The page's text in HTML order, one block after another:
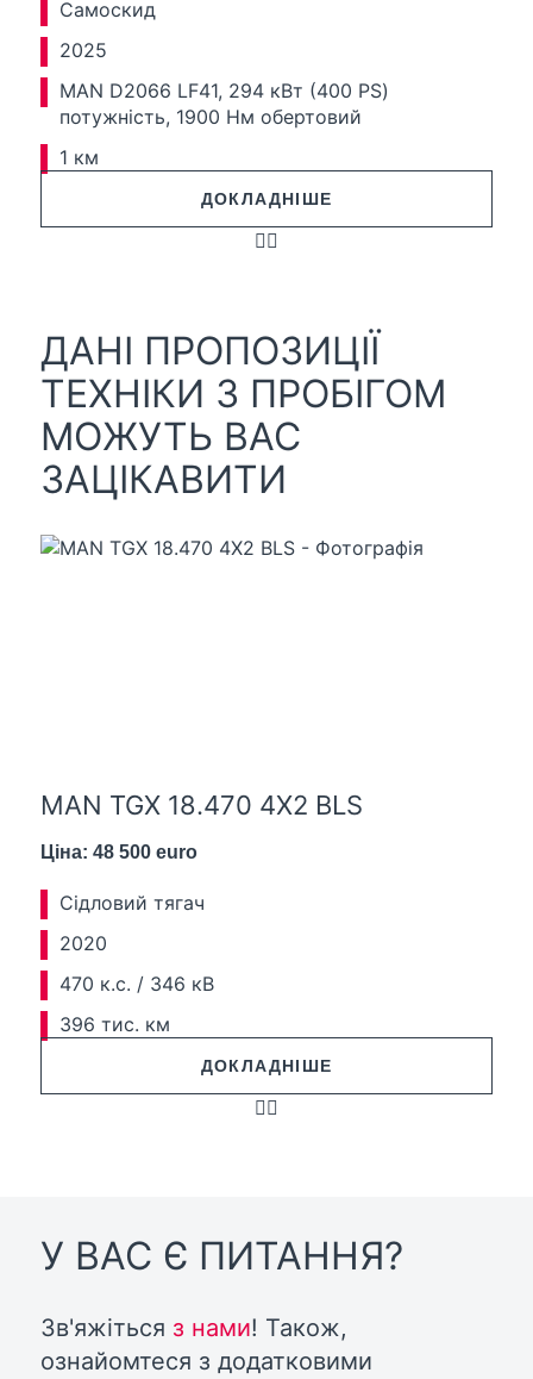
Самоскид
2025
MAN D2066 LF41, 294 кВт (400 PS)
потужність, 1900 Нм обертовий
1 км
ДОКЛАДНІШЕ
ДАНІ ПРОПОЗИЦІЇ
ТЕХНІКИ З ПРОБІГОМ
МОЖУТЬ ВАС
ЗАЦІКАВИТИ
MAN TGX 18.470 4X2 BLS
Ціна: 48 500 euro
Сідловий тягач
2020
470 к.с. / 346 кВ
396 тис. км
ДОКЛАДНІШЕ
У ВАС Є ПИТАННЯ?
Зв'яжіться з нами! Також,
ознайомтеся з додатковими